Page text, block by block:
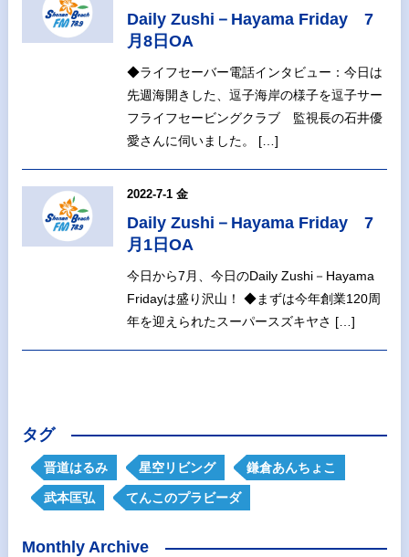
Daily Zushi－Hayama Friday 7
月8日OA
◆ライフセーバー電話インタビュー：今日は
先週海開きした、逗子海岸の様子を逗子サー
フライフセービングクラブ 監視長の石井優
愛さんに伺いました。 […]
2022-7-1 金
Daily Zushi－Hayama Friday 7
月1日OA
今日から7月、今日のDaily Zushi－Hayama
Fridayは盛り沢山！ ◆まずは今年創業120周
年を迎えられたスーパースズキヤさ […]
タグ
晋道はるみ 星空リビング 鎌倉あんちょこ
武本匡弘 てんこのプラビーダ
Monthly Archive